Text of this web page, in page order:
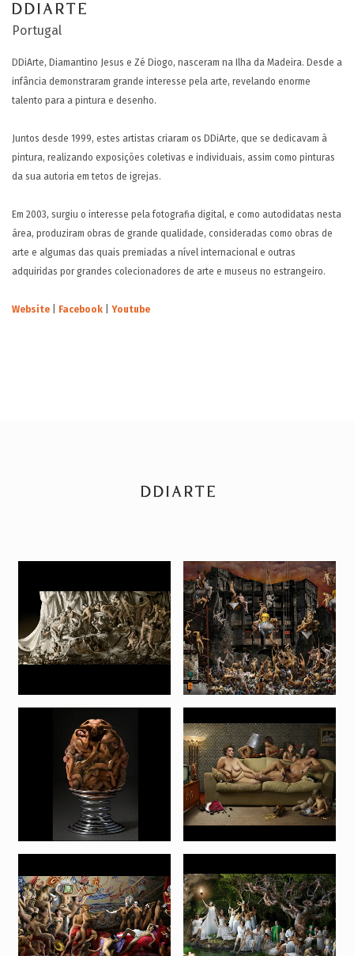
DDIARTE
Portugal
DDiArte, Diamantino Jesus e Zé Diogo, nasceram na Ilha da Madeira. Desde a
infância demonstraram grande interesse pela arte, revelando enorme
talento para a pintura e desenho.
Juntos desde 1999, estes artistas criaram os DDiArte, que se dedicavam à
pintura, realizando exposições coletivas e individuais, assim como pinturas
da sua autoria em tetos de igrejas.
Em 2003, surgiu o interesse pela fotografia digital, e como autodidatas nesta
área, produziram obras de grande qualidade, consideradas como obras de
arte e algumas das quais premiadas a nível internacional e outras
adquiridas por grandes colecionadores de arte e museus no estrangeiro.
Website Facebook Youtube
DDIARTE